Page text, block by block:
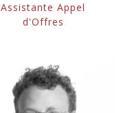
Assistante Appel
d'Offres